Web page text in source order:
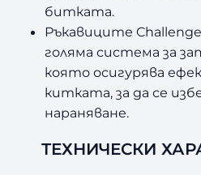
битката.
Ръкавиците
голяма система за
която осигурява
китката, за да се
нараняване.
ТЕХНИЧЕСКИ